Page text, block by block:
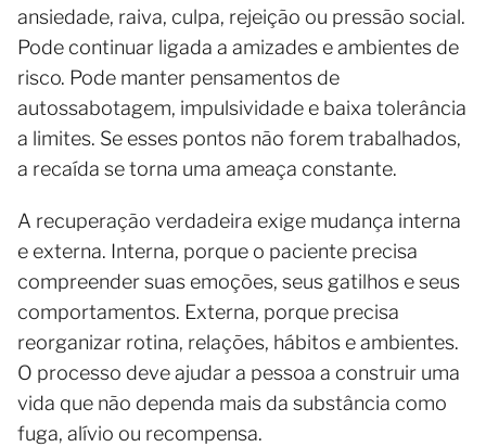
ansiedade, raiva, culpa, rejeição ou pressão social.
Pode continuar ligada a amizades e ambientes de
risco. Pode manter pensamentos de
autossabotagem, impulsividade e baixa tolerância
a limites. Se esses pontos não forem trabalhados,
a recaída se torna uma ameaça constante.
A recuperação verdadeira exige mudança interna
e externa. Interna, porque o paciente precisa
compreender suas emoções, seus gatilhos e seus
comportamentos. Externa, porque precisa
reorganizar rotina, relações, hábitos e ambientes.
O processo deve ajudar a pessoa a construir uma
vida que não dependa mais da substância como
fuga, alívio ou recompensa.